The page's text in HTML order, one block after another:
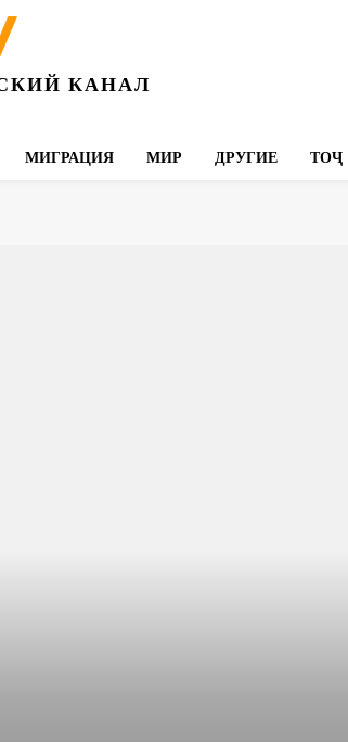
КАНАЛ
МИГРАЦИЯ МИР ДРУГИЕ ТОҶ